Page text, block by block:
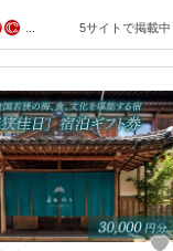
5サイトで掲載中